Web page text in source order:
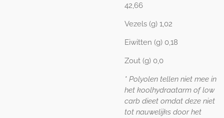
42,66
Vezels (g) 1,02
Eiwitten (g) 0,18
Zout (g) 0,0
* Polyolen tellen niet mee in
het koolhydraatarm of low
carb dieet omdat deze niet
tot nauwelijks door het